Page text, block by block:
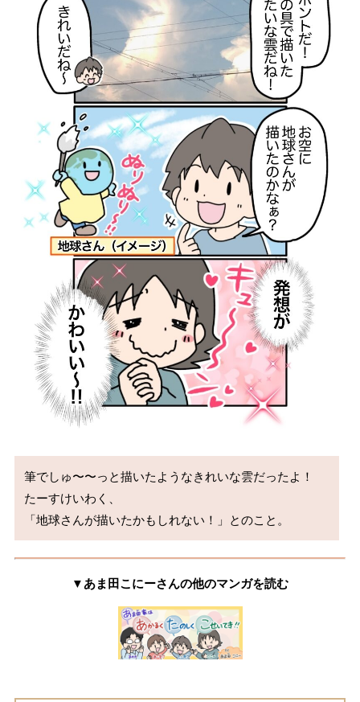
筆でしゅ〜〜っと描いたようなきれいな雲だったよ！
たーすけいわく、
「地球さんが描いたかもしれない！」とのこと。
▼あま田こにーさんの他のマンガを読む